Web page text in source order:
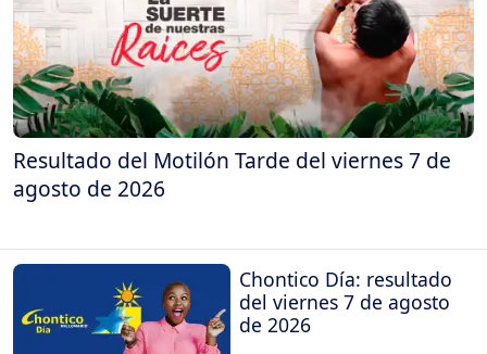
Resultado del Motilón Tarde del viernes 7 de
agosto de 2026
Chontico Día: resultado
del viernes 7 de agosto
de 2026